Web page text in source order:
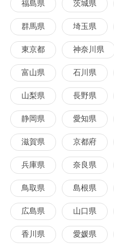
福島県 茨城県
群馬県 埼玉県
東京都 神奈川県
富山県 石川県
山梨県 長野県
静岡県 愛知県
滋賀県 京都府
兵庫県 奈良県
鳥取県 島根県
広島県 山口県
香川県 愛媛県